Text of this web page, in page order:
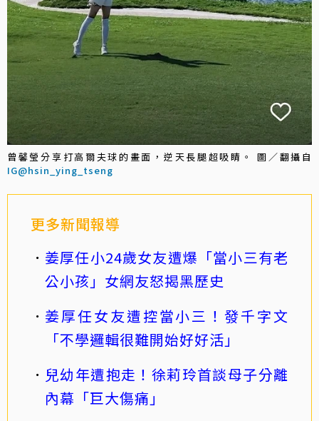
曾馨瑩分享打高爾夫球的畫面，逆天長腿超吸睛。 圖／翻攝自
IG@hsin_ying_tseng
更多新聞報導
姜厚任小24歲女友遭爆「當小三有老
公小孩」女網友怒揭黑歷史
姜厚任女友遭控當小三！發千字文
「不學邏輯很難開始好好活」
兒幼年遭抱走！徐莉玲首談母子分離
內幕「巨大傷痛」